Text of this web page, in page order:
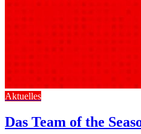
Aktuelles
Das Team of the